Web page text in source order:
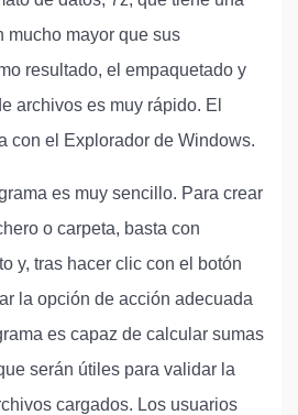
mucho mayor que sus
resultado, el empaquetado y
archivos es muy rápido. El
con el Explorador de Windows.
es muy sencillo. Para crear
o carpeta, basta con
y, tras hacer clic con el botón
la opción de acción adecuada
es capaz de calcular sumas
serán útiles para validar la
cargados. Los usuarios